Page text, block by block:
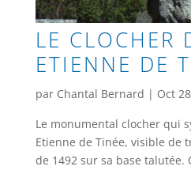
LE CLOCHER
ETIENNE DE
par Chantal Bernard | Oct
Le monumental clocher qui
Etienne de Tinée, visible de
de 1492 sur sa base talutée.